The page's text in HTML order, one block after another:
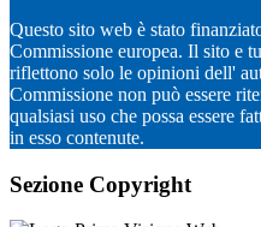
Questo sito web è stato
Commissione europea. Il sito e
riflettono solo le opinioni dell'
Commissione non può essere
qualsiasi uso che possa essere
in esso contenute.
Sezione Copyright